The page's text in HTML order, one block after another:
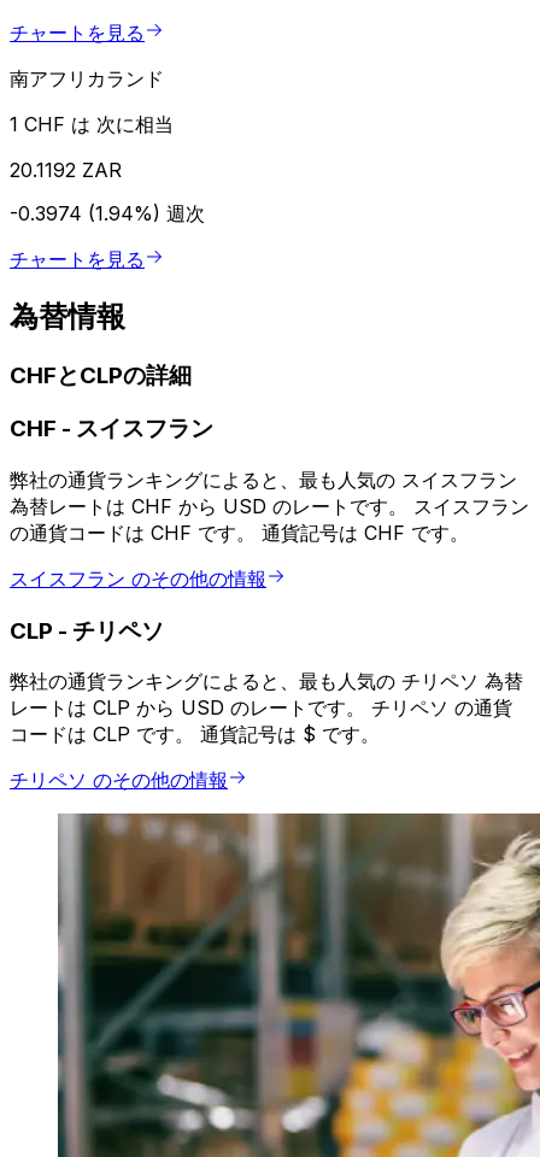
チャートを見る
南アフリカランド
1 CHF は 次に相当
20.1192 ZAR
-0.3974 (1.94%) 週次
チャートを見る
為替情報
CHFとCLPの詳細
CHF - スイスフラン
弊社の通貨ランキングによると、最も人気の スイスフラン
為替レートは CHF から USD のレートです。 スイスフラン
の通貨コードは CHF です。 通貨記号は CHF です。
スイスフラン のその他の情報
CLP - チリペソ
弊社の通貨ランキングによると、最も人気の チリペソ 為替
レートは CLP から USD のレートです。 チリペソ の通貨
コードは CLP です。 通貨記号は $ です。
チリペソ のその他の情報